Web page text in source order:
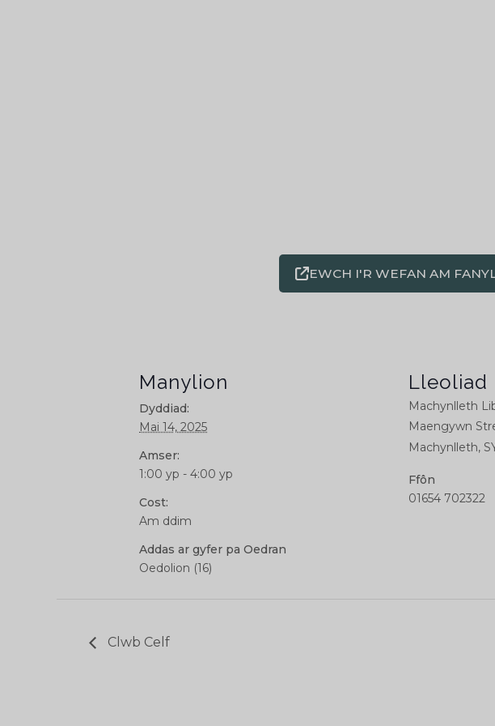
EWCH I'R WEFAN AM
Manylion
Dyddiad:
Mai 14, 2025
Amser:
1:00 yp - 4:00 yp
Cost:
Am ddim
Addas ar gyfer pa Oedran
Oedolion (16)
Lleoliad
Machynlleth
Maengywn
Machynlleth,
Ffôn
01654 702322
Clwb Celf